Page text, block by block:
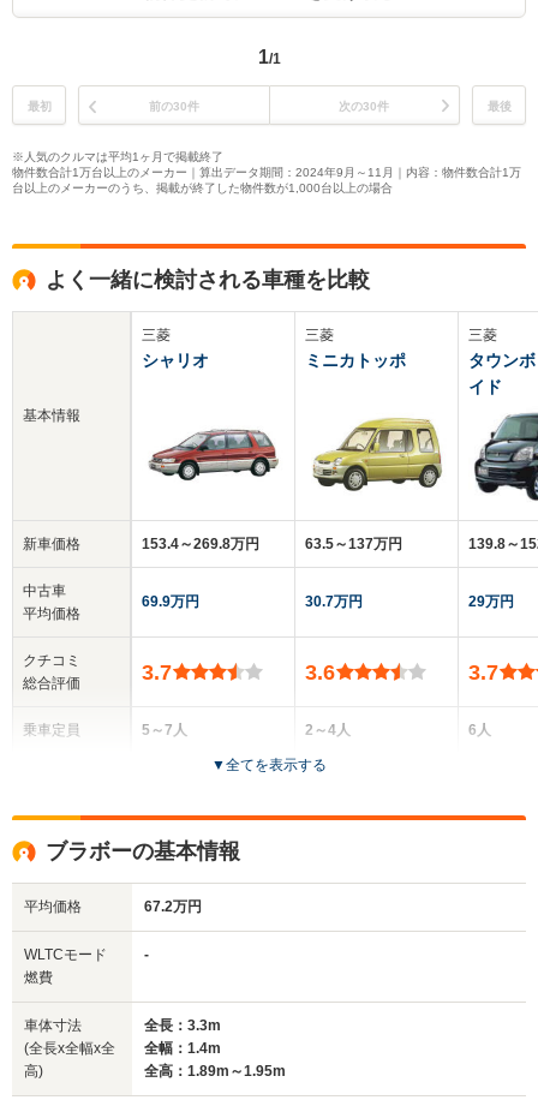
1/1
最初 前の30件 次の30件 最後
※人気のクルマは平均1ヶ月で掲載終了
物件数合計1万台以上のメーカー｜算出データ期間：2024年9月～11月｜内容：物件数合計1万
台以上のメーカーのうち、掲載が終了した物件数が1,000台以上の場合
よく一緒に検討される車種を比較
基本情報
新車価格
中古車
平均価格
クチコミ
総合評価
乗車定員
サイズ
(全長x全幅x全高)
三菱
シャリオ
153.4～269.8万円
69.9万円
3.7
5～7人
全高
1.58m～1.69m
三菱
ミニカトッポ
63.5～137万円
30.7万円
3.6
2～4人
3～4ドア
三菱
タウン
イド
139.8～
29万円
3.7
6人
▼全てを表示する
ブラボーの基本情報
平均価格 67.2万円
WLTCモード
燃費
-
車体寸法
(全長x全幅x全
高)
全長：3.3m
全幅：1.4m
全高：1.89m～1.95m